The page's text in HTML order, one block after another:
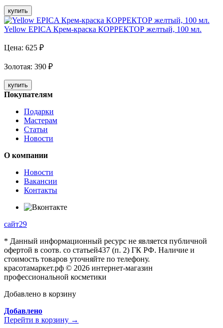
купить
Yellow EPICA Крем-краска КОРРЕКТОР желтый, 100 мл.
Цена: 625 ₽
Золотая: 390 ₽
купить
Покупателям
Подарки
Мастерам
Статьи
Новости
О компании
Новости
Вакансии
Контакты
сайт29
* Данный информационный ресурс не является публичной
офертой в соотв. со статьей437 (п. 2) ГК РФ. Наличие и
стоимость товаров уточняйте по телефону.
красотамаркет.рф © 2026 интернет-магазин
профессиональной косметики
Добавлено в корзину
Добавлено
Перейти в корзину →